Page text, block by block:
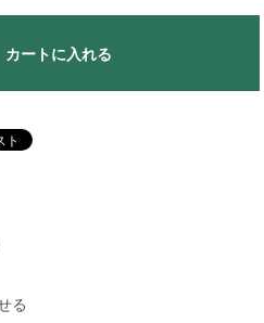
カートに入れる
る